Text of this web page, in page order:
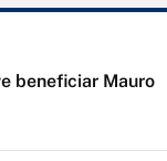
beneficiar Mauro